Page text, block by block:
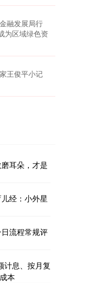
融发展局行
为区域绿色资
王俊平小记
耳朵，才是
经：小外星
流程常规评
计息、按月复
本